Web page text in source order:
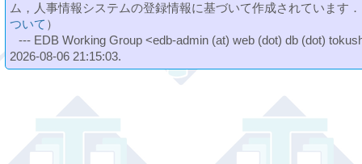
ム，人事情報システムの登録情報に基づいて作成されています
ついて ）
--- EDB Working Group <edb-admin (at) web (dot) db (dot)
2026-08-06 21:15:03.